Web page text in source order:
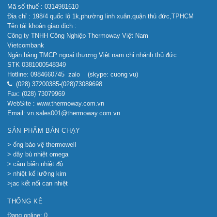
Mã số thuế : 0314981610
Địa chỉ : 198/4 quốc lộ 1k,phường linh xuân,quận thủ đức,TPHCM
Tên tài khoản giao dịch :
Công ty TNHH Công Nghiệp Thermoway Việt Nam
Vietcombank
Ngân hàng TMCP ngoại thương Việt nam chi nhánh thủ đức
STK 0381000548349
Hotline: 0984660745 zalo (skype: cuong vu)
: (028) 37200385-(028)73089698
Fax: (028) 73079969
WebSite : www.thermoway.com.vn
Email: vn.sales001@thermoway.com.vn
SẢN PHẨM BÁN CHẠY
> ống bảo vệ thermowell
> dây bù nhiệt omega
> cảm biến nhiệt độ
> nhiệt kế lưỡng kim
>jac kết nối can nhiệt
THỐNG KÊ
Đang online: 0